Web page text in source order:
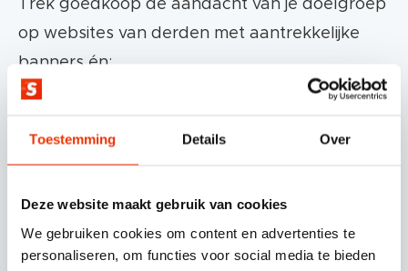
Toestemming Details Over
Deze website maakt gebruik van cookies
We gebruiken cookies om content en advertenties te
personaliseren, om functies voor social media te bieden
Trek goedkoop de aandacht van je doelgroep
op websites van derden met aantrekkelijke
banners én: